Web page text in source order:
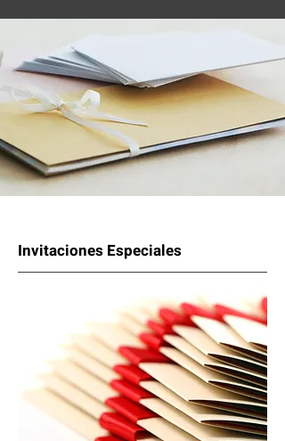
Invitaciones Especiales